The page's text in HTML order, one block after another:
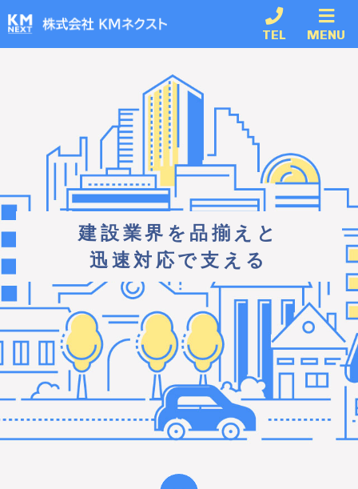
TEL MENU
建設業界を品揃えと
迅速対応で支える